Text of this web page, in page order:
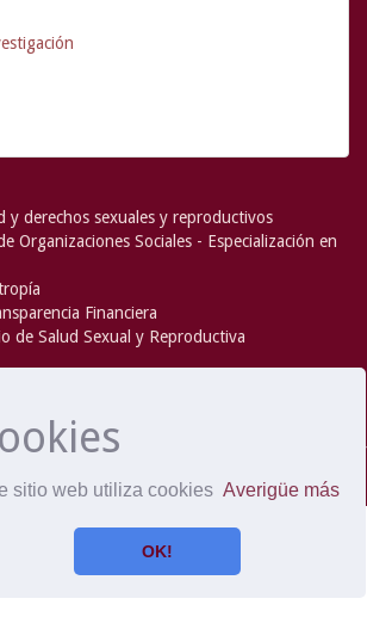
sitio web utiliza cookies Averigüe más
OK!
y derechos sexuales y reproductivos
Organizaciones Sociales - Especialización en
Financiera
de Salud Sexual y Reproductiva
al Aborto Seguro
DSpace Software
MITandHewlett-Packard
- Extensión mantenida y
optimizado por